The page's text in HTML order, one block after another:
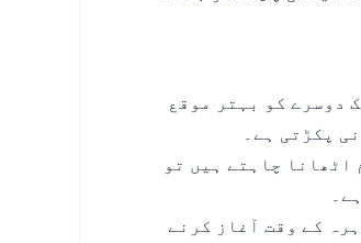
دوسرے کو بہتر موقع
پکڑتی ہے۔
اٹھانا چاہتے ہیں تو
کے وقت آغاز کرنے